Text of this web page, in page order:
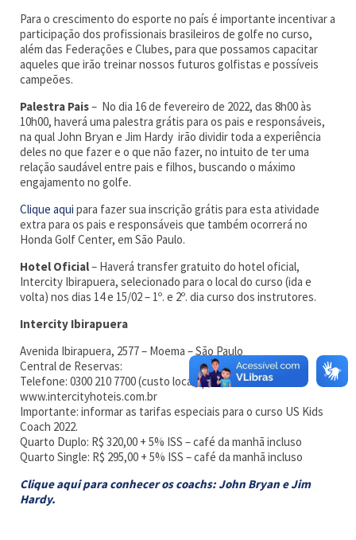
Para o crescimento do esporte no país é importante incentivar a
participação dos profissionais brasileiros de golfe no curso,
além das Federações e Clubes, para que possamos capacitar
aqueles que irão treinar nossos futuros golfistas e possíveis
campeões.
Palestra Pais– No dia 16 de fevereiro de 2022, das 8h00 às
10h00, haverá uma palestra grátis para os pais e responsáveis,
na qual John Bryan e Jim Hardy irão dividir toda a experiência
deles no que fazer e o que não fazer, no intuito de ter uma
relação saudável entre pais e filhos, buscando o máximo
engajamento no golfe.
Clique aqui para fazer sua inscrição grátis para esta atividade
extra para os pais e responsáveis que também ocorrerá no
Honda Golf Center, em São Paulo.
Hotel Oficial– Haverá transfer gratuito do hotel oficial,
Intercity Ibirapuera, selecionado para o local do curso (ida e
volta) nos dias 14 e 15/02 – 1º. e 2º. dia curso dos instrutores.
Intercity Ibirapuera
Avenida Ibirapuera, 2577 – Moema – São Paulo
Central de Reservas:
Telefone: 0300 210 7700 (custo local) | (11) 3201-7700
www.intercityhoteis.com.br
Importante: informar as tarifas especiais para o curso US Kids
Coach 2022.
Quarto Duplo: R$ 320,00 + 5% ISS – café da manhã incluso
Quarto Single: R$ 295,00 + 5% ISS – café da manhã incluso
Clique aqui para conhecer os coachs: John Bryan e Jim
Hardy.